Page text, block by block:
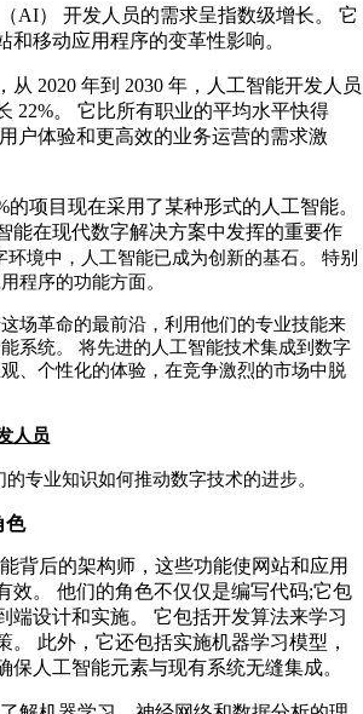
AI） 开发人员的需求呈指数级增长。 它
和移动应用程序的变革性影响。
从 2020 年到 2030 年，人工智能开发人员
22%。 它比所有职业的平均水平快得
户体验和更高效的业务运营的需求激
的项目现在采用了某种形式的人工智能。
能在现代数字解决方案中发挥的重要作
环境中，人工智能已成为创新的基石。 特别
程序的功能方面。
场革命的最前沿，利用他们的专业技能来
能系统。将先进的人工智能技术集成到数字
、个性化的体验，在竞争激烈的市场中脱
人员
的专业知识如何推动数字技术的进步。
色
背后的架构师，这些功能使网站和应用
效。 他们的角色不仅仅是编写代码;它包
端设计和实施。 它包括开发算法来学习
。 此外，它还包括实施机器学习模型，
保人工智能元素与现有系统无缝集成。